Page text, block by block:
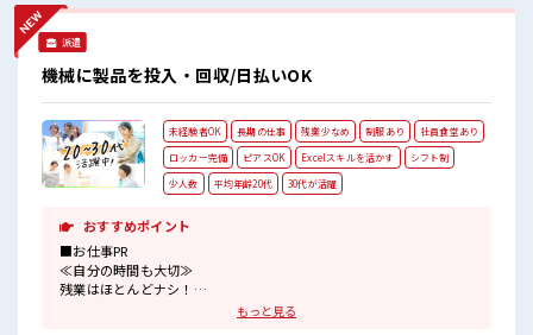
派遣
機械に製品を投入・回収/日払いOK
未経験者OK 長期の仕事 残業少なめ 制服あり
社員食堂あり
ロッカー完備
ピアスOK Excelスキルを活かす
シフト制
少人数
平均年齢20代 30代が活躍
おすすめポイント
■お仕事PR
≪自分の時間も大切≫
残業はほとんどナシ！
場合によってはお願いすることもあります♪
もっと見る